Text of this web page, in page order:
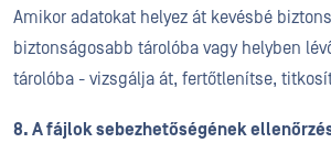
Amikor adatokat helyez át kevésbé
biztonságosabb tárolóba vagy helyben
tárolóba - vizsgálja át, fertőtlenítse,
8. A fájlok sebezhetőségének